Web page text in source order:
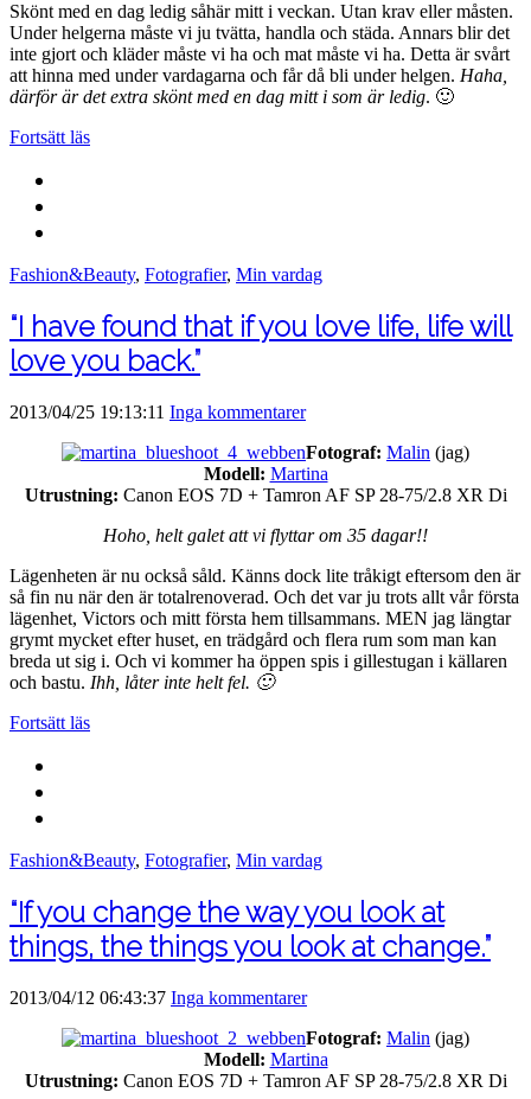
Skönt med en dag ledig såhär mitt i veckan. Utan krav eller måsten.
Under helgerna måste vi ju tvätta, handla och städa. Annars blir det
inte gjort och kläder måste vi ha och mat måste vi ha. Detta är svårt
att hinna med under vardagarna och får då bli under helgen. Haha,
därför är det extra skönt med en dag mitt i som är ledig. 🙂
Fortsätt läs
Fashion&Beauty, Fotografier, Min vardag
“I have found that if you love life, life will
love you back.”
2013/04/25 19:13:11 Inga kommentarer
Fotograf: Malin (jag)
Modell: Martina
Utrustning: Canon EOS 7D + Tamron AF SP 28-75/2.8 XR Di
Hoho, helt galet att vi flyttar om 35 dagar!!
Lägenheten är nu också såld. Känns dock lite tråkigt eftersom den är
så fin nu när den är totalrenoverad. Och det var ju trots allt vår första
lägenhet, Victors och mitt första hem tillsammans. MEN jag längtar
grymt mycket efter huset, en trädgård och flera rum som man kan
breda ut sig i. Och vi kommer ha öppen spis i gillestugan i källaren
och bastu. Ihh, låter inte helt fel. 🙂
Fortsätt läs
Fashion&Beauty, Fotografier, Min vardag
“If you change the way you look at
things, the things you look at change.”
2013/04/12 06:43:37 Inga kommentarer
Fotograf: Malin (jag)
Modell: Martina
Utrustning: Canon EOS 7D + Tamron AF SP 28-75/2.8 XR Di